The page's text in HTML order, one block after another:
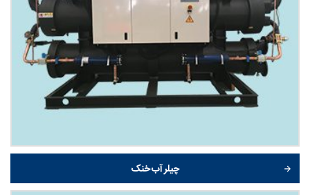
چیلر آب خنک